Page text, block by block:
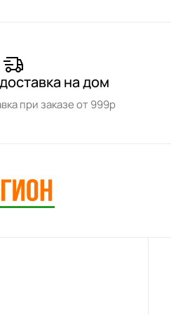
на дом
при заказе от 999р